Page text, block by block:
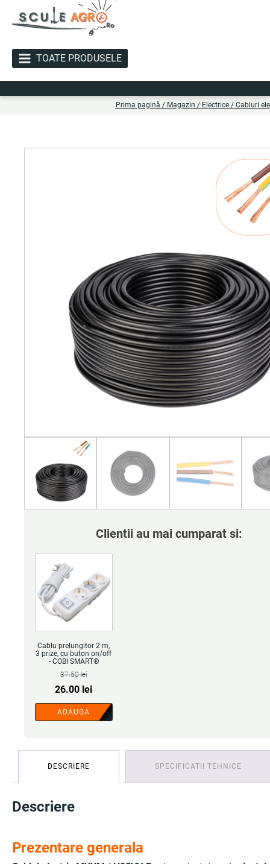
TOATE PRODUSELE
Prima pagină / Magazin / Electrice/ Cabluri
Clientii au mai cumparat si:
Cablu prelungitor 2 m,
3 prize, cu buton on/off
- COBI SMART®
37.50lei
Prețul
inițial
a
26.00 leiPrețul
curent
este:
ADAUGA
DESCRIERE SPECIFICATII TEHNICE
Descriere
Prezentare generala